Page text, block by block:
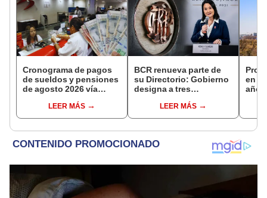
Cronograma de pagos
de sueldos y pensiones
de agosto 2026 vía
conoce las fechas de
depósito
LEER MÁS
BCR renueva parte de
su Directorio: Gobierno
designa a tres
EjecutivoLEER MÁS
en
año